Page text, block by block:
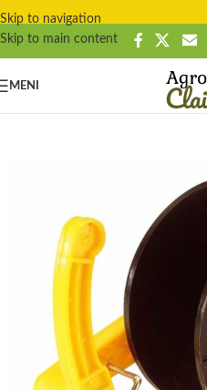
Skip to navigation
Skip to main content
MENI